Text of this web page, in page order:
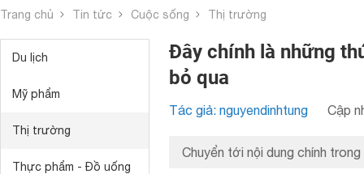
Trang chủ Tin tức Cuộc sống Thị trường
Du lịch
Mỹ phẩm
Thị trường
Thực phẩm - Đồ uống
Đây chính là những
bỏ qua
Tác giả: nguyendinhtung Cập
Chuyển tới nội dung chính trong